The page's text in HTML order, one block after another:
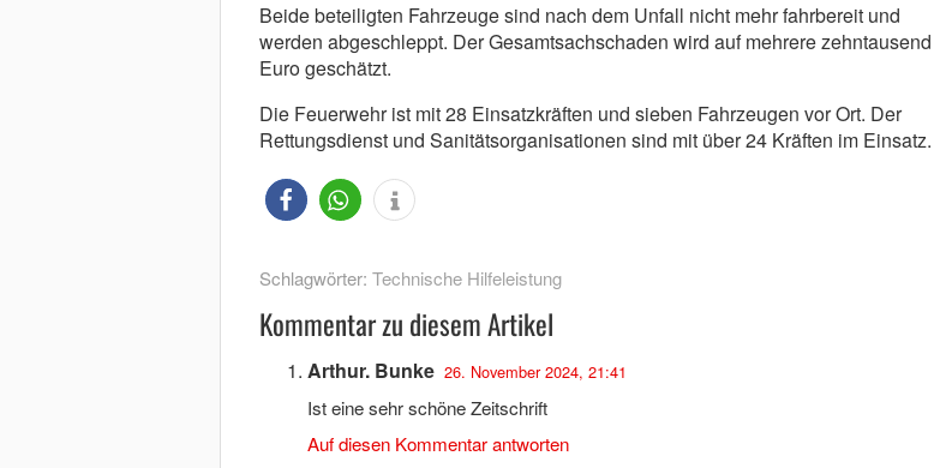
Beide beteiligten Fahrzeuge sind nach dem Unfall nicht mehr fahrbereit und
werden abgeschleppt. Der Gesamtsachschaden wird auf mehrere zehntausend
Euro geschätzt.
Die Feuerwehr ist mit 28 Einsatzkräften und sieben Fahrzeugen vor Ort. Der
Rettungsdienst und Sanitätsorganisationen sind mit über 24 Kräften im Einsatz.
Schlagwörter: Technische Hilfeleistung
Kommentar zu diesem Artikel
Arthur. Bunke 26. November 2024, 21:41
Ist eine sehr schöne Zeitschrift
Auf diesen Kommentar antworten